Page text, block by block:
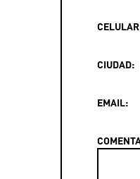
CIUDAD:
EMAIL: